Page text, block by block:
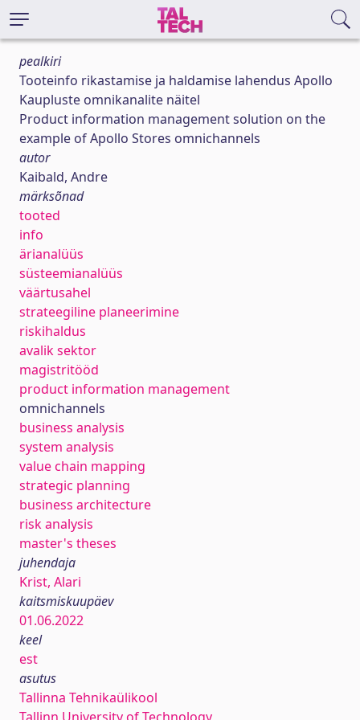
pealkiri
Tooteinfo rikastamise ja haldamise lahendus Apollo
Kaupluste omnikanalite näitel
Product information management solution on the
example of Apollo Stores omnichannels
autor
Kaibald, Andre
märksõnad
tooted
info
ärianalüüs
süsteemianalüüs
väärtusahel
strateegiline planeerimine
riskihaldus
avalik sektor
magistritööd
product information management
omnichannels
business analysis
system analysis
value chain mapping
strategic planning
business architecture
risk analysis
master's theses
juhendaja
Krist, Alari
kaitsmiskuupäev
01.06.2022
keel
est
asutus
Tallinna Tehnikaülikool